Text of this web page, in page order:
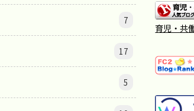
7
17
5
育児・共